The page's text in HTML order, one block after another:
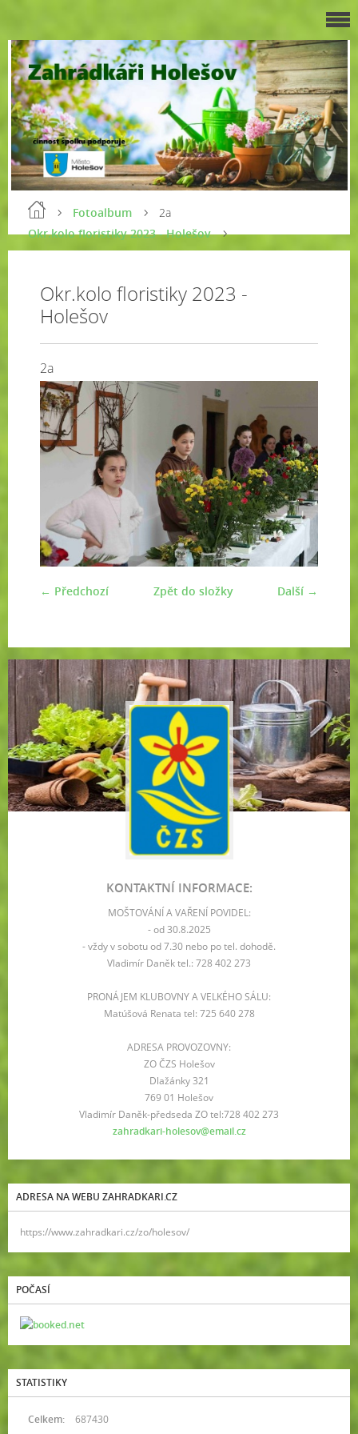
Fotoalbum
Okr.kolo floristiky 2023 - Holešov
2a
Okr.kolo floristiky 2023 -
Holešov
2a
← Předchozí Další →
Zpět do složky
KONTAKTNÍ INFORMACE:
MOŠTOVÁNÍ A VAŘENÍ POVIDEL:
- od 30.8.2025
- vždy v sobotu od 7.30 nebo po tel. dohodě.
Vladimír Daněk tel.: 728 402 273
PRONÁJEM KLUBOVNY A VELKÉHO SÁLU:
Matúšová Renata tel: 725 640 278
ADRESA PROVOZOVNY:
ZO ČZS Holešov
Dlažánky 321
769 01 Holešov
Vladimír Daněk-předseda ZO tel:728 402 273
zahradkari-holesov@email.cz
ADRESA NA WEBU ZAHRADKARI.CZ
https://www.zahradkari.cz/zo/holesov/
POČASÍ
STATISTIKY
Celkem:
687430